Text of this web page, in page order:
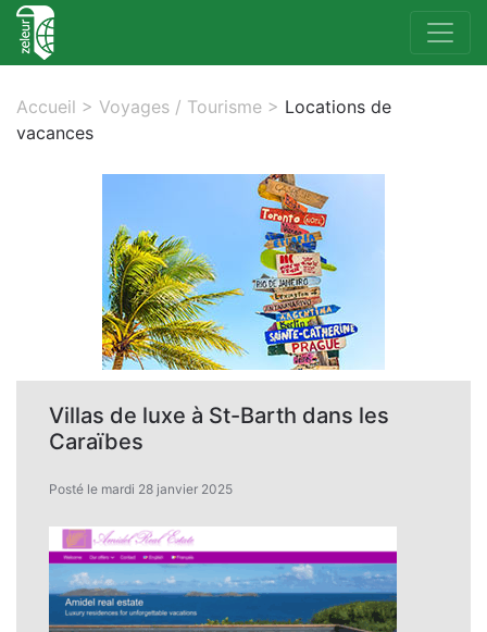
Accueil > Voyages / Tourisme > Locations de
vacances
Villas de luxe à St-Barth dans les
Caraïbes
Posté le mardi 28 janvier 2025